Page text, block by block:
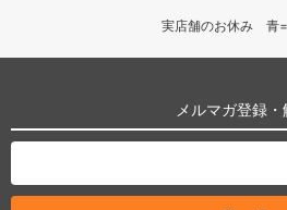
実店舗のお休み 青
メルマガ登録・